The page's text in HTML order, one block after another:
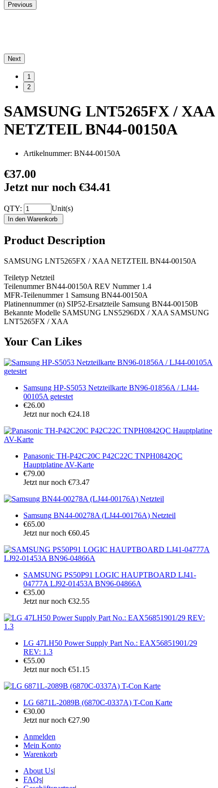
Previous
Next
1
2
SAMSUNG LNT5265FX / XAA
NETZTEIL BN44-00150A
Artikelnummer: BN44-00150A
€37.00
Jetzt nur noch €34.41
QTY: Unit(s)
Product Description
SAMSUNG LNT5265FX / XAA NETZTEIL BN44-00150A
Teiletyp Netzteil
Teilenummer BN44-00150A REV Nummer 1.4
MFR-Teilenummer 1 Samsung BN44-00150A
Platinennummer (n) SIP52-Ersatzteile Samsung BN44-00150B
Bekannte Modelle SAMSUNG LNS5296DX / XAA SAMSUNG
LNT5265FX / XAA
Your Can Likes
Samsung HP-S5053 Netzteilkarte BN96-01856A / LJ44-
00105A getestet
€26.00
Jetzt nur noch €24.18
Panasonic TH-P42C20C P42C22C TNPH0842QC
Hauptplatine AV-Karte
€79.00
Jetzt nur noch €73.47
Samsung BN44-00278A (LJ44-00176A) Netzteil
€65.00
Jetzt nur noch €60.45
SAMSUNG PS50P91 LOGIC HAUPTBOARD LJ41-
04777A LJ92-01453A BN96-04866A
€35.00
Jetzt nur noch €32.55
LG 47LH50 Power Supply Part No.: EAX56851901/29
REV: 1.3
€55.00
Jetzt nur noch €51.15
LG 6871L-2089B (6870C-0337A) T-Con Karte
€30.00
Jetzt nur noch €27.90
Anmelden
Mein Konto
Warenkorb
About Us|
FAQs|